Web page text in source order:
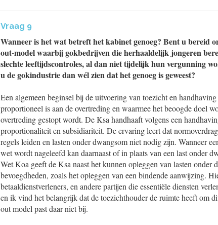
Vraag 9
Wanneer is het wat betreft het kabinet genoeg? Bent u bereid
out-model waarbij gokbedrijven die herhaaldelijk jongeren
slechte leeftijdscontroles, al dan niet tijdelijk hun vergunning
u de gokindustrie dan wél zien dat het genoeg is geweest?
Een algemeen beginsel bij de uitvoering van toezicht en
proportioneel is aan de overtreding en waarmee het beoogde doel
overtreding gestopt wordt. De Ksa handhaaft volgens een
proportionaliteit en subsidiariteit. De ervaring leert dat
regels leiden en lasten onder dwangsom niet nodig zijn. Wanneer
wet wordt nageleefd kan daarnaast of in plaats van een last onder
Wet Koa geeft de Ksa naast het kunnen opleggen van lasten onder
bevoegdheden, zoals het opleggen van een bindende aanwijzing.
betaaldienstverleners, en andere partijen die essentiële diensten
en ik vind het belangrijk dat de toezichthouder de ruimte heeft om
out model past daar niet bij.